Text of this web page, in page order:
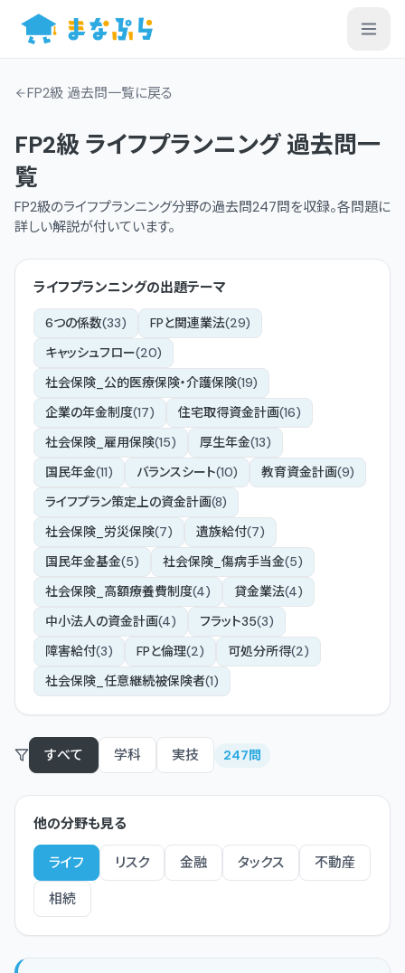
FP2級 過去問一覧に戻る
FP2級 ライフプランニング過去問一
覧
FP2級のライフプランニング分野の過去問247問を収録。各問題に
詳しい解説が付いています。
ライフプランニングの出題テーマ
6つの係数(33) FPと関連業法(29)
キャッシュフロー(20)
社会保険_公的医療保険・介護保険(19)
企業の年金制度(17) 住宅取得資金計画(16)
社会保険_雇用保険(15) 厚生年金(13)
国民年金(11) バランスシート(10) 教育資金計画(9)
ライフプラン策定上の資金計画(8)
社会保険_労災保険(7) 遺族給付(7)
国民年金基金(5) 社会保険_傷病手当金(5)
社会保険_高額療養費制度(4) 貸金業法(4)
中小法人の資金計画(4) フラット35(3)
障害給付(3) FPと倫理(2) 可処分所得(2)
社会保険_任意継続被保険者(1)
すべて 学科 実技 247問
他の分野も見る
ライフ リスク 金融 タックス
不動産
相続